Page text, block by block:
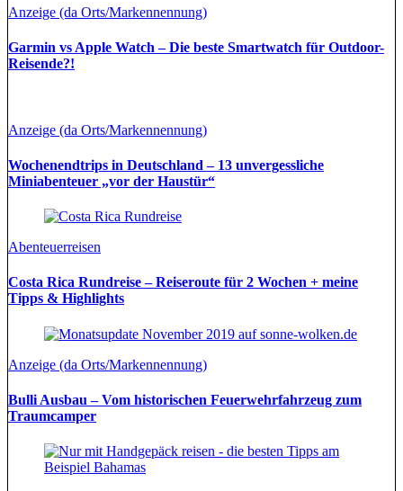
Anzeige (da Orts/Markennennung)
Garmin vs Apple Watch – Die beste Smartwatch für Outdoor-
Reisende?!
Anzeige (da Orts/Markennennung)
Wochenendtrips in Deutschland – 13 unvergessliche
Miniabenteuer „vor der Haustür“
Abenteuerreisen
Costa Rica Rundreise – Reiseroute für 2 Wochen + meine
Tipps & Highlights
Anzeige (da Orts/Markennennung)
Bulli Ausbau – Vom historischen Feuerwehrfahrzeug zum
Traumcamper